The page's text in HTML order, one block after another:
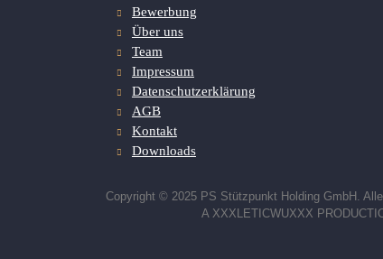
Bewerbung
Über uns
Team
Impressum
Datenschutzerklärung
AGB
Kontakt
Downloads
Copyright © 2025 PS Stützpunkt Holding GmbH.
A XXXLETICWUXXX